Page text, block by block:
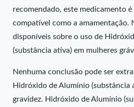
recomendado, este medicamento
compatível como a amamentação.
disponíveis sobre o uso de
(substância ativa) em mulheres
Nenhuma conclusão pode ser
Hidróxido de Alumínio (substância
gravidez. Hidróxido de Alumínio